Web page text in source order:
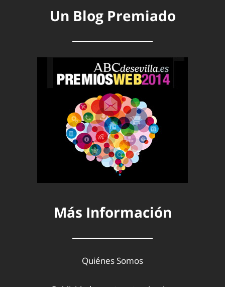
Un Blog Premiado
Más Información
Quiénes Somos